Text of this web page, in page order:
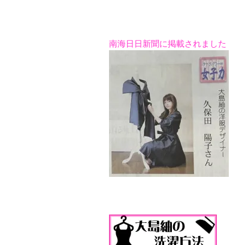
南海日日新聞に掲載されました